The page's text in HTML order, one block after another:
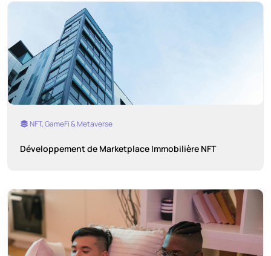
NFT, GameFi & Metaverse
Développement de Marketplace Immobilière NFT